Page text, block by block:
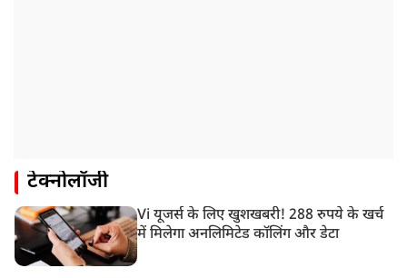
टेक्नोलॉजी
Vi यूजर्स के लिए खुशखबरी! 288 रुपये के खर्च
में मिलेगा अनलिमिटेड कॉलिंग और डेटा